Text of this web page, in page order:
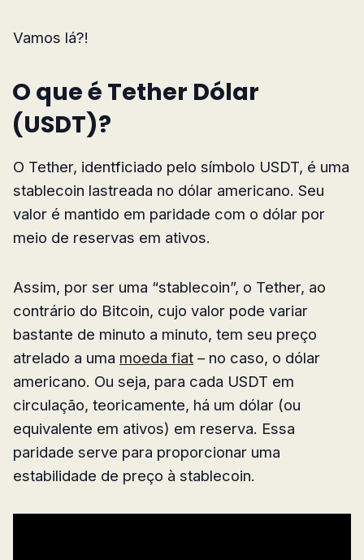
Vamos lá?!
O que é Tether Dólar
(USDT)?
O Tether, identficiado pelo símbolo USDT, é uma
stablecoin lastreada no dólar americano. Seu
valor é mantido em paridade com o dólar por
meio de reservas em ativos.
Assim, por ser uma “stablecoin”, o Tether, ao
contrário do Bitcoin, cujo valor pode variar
bastante de minuto a minuto, tem seu preço
atrelado a uma moeda fiat – no caso, o dólar
americano. Ou seja, para cada USDT em
circulação, teoricamente, há um dólar (ou
equivalente em ativos) em reserva. Essa
paridade serve para proporcionar uma
estabilidade de preço à stablecoin.